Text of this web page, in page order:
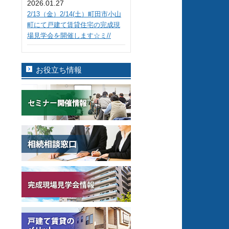
2026.01.27
2/13（金）2/14(土）町田市小山
町にて戸建て賃貸住宅の完成現
場見学会を開催します☆ミ//
お役立ち情報